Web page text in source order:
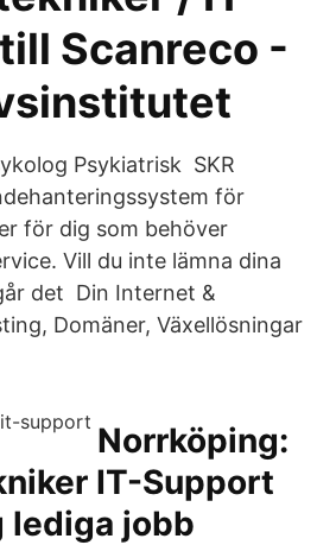
Scanreco -
Psykiatrisk SKR
för
för dig som behöver
Vill du inte lämna dina
det Din Internet &
Domäner, Växellösningar
Norrköping:
IT-Support
lediga jobb